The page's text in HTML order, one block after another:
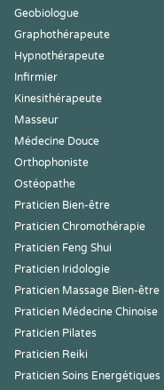
Geobiologue
Graphothérapeute
Hypnothérapeute
Infirmier
Kinesithérapeute
Masseur
Médecine Douce
Orthophoniste
Ostéopathe
Praticien Bien-être
Praticien Chromothérapie
Praticien Feng Shui
Praticien Iridologie
Praticien Massage Bien-être
Praticien Médecine Chinoise
Praticien Pilates
Praticien Reiki
Praticien Soins Energétiques